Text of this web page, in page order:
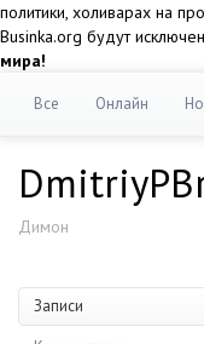
политики, холиварах на
Businka.org будут
мира!
Все Онлайн
Димон
Записи